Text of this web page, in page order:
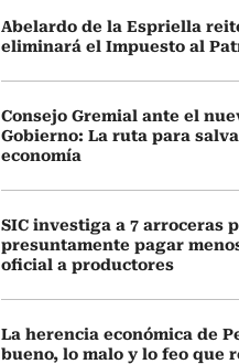
Abelardo de la Espriella
eliminará el Impuesto al
Consejo Gremial ante el
Gobierno: La ruta para
economía
SIC investiga a 7 arroceras
presuntamente pagar
oficial a productores
La herencia económica de
bueno, lo malo y lo feo que